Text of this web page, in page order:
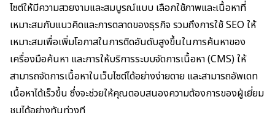
ไซต์ให้มีความสวยงามและสมบูรณ์แบบ เลือกใช้ภาพและเนื้อหาที่
เหมาะสมกับแนวคิดและการตลาดของธุรกิจ รวมถึงการใช้ SEO ให้
เหมาะสมเพื่อเพิ่มโอกาสในการติดอันดับสูงขึ้นในการค้นหาของ
เครื่องมือค้นหา และการให้บริการระบบจัดการเนื้อหา (CMS) ให้
สามารถจัดการเนื้อหาในเว็บไซต์ได้อย่างง่ายดาย และสามารถอัพเดท
เนื้อหาได้เร็วขึ้น ซึ่งจะช่วยให้คุณตอบสนองความต้องการของผู้เยี่ยม